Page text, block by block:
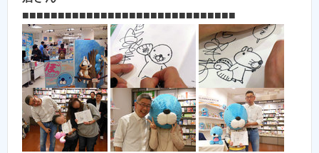
■■■■■■■■■■■■■■■■■■■■■■■■■■■■■■